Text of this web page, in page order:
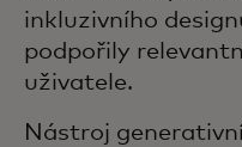
inkluzivního
podpořily
uživatele.
Nástroj